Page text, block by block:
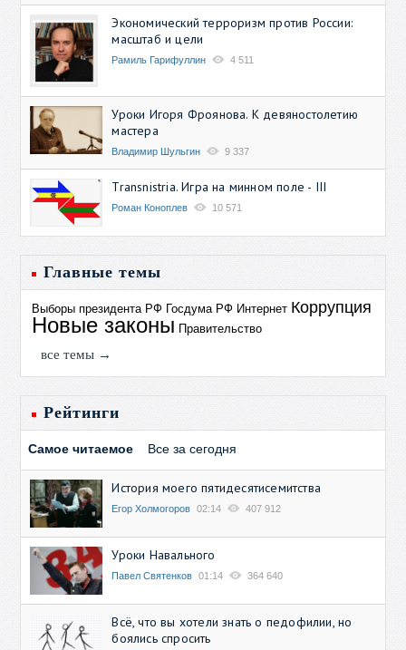
Экономический терроризм против России:
масштаб и цели
Рамиль Гарифуллин 4 511
Уроки Игоря Фроянова. К девяностолетию
мастера
Владимир Шульгин 9 337
Transnistria. Игра на минном поле - III
Роман Коноплев 10 571
Главные темы
Выборы президента РФ Госдума РФ Интернет Коррупция
Новые законы Правительство
все темы →
Рейтинги
Самое читаемое Все за сегодня
История моего пятидесятисемитства
Егор Холмогоров 02:14 407 912
Уроки Навального
Павел Святенков 01:14 364 640
Всё, что вы хотели знать о педофилии, но
боялись спросить